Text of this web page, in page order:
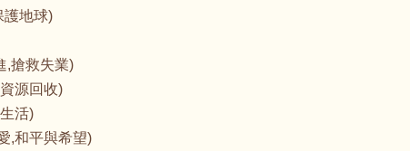
護地球)
,搶救失業)
源回收)
活)
,和平與希望)